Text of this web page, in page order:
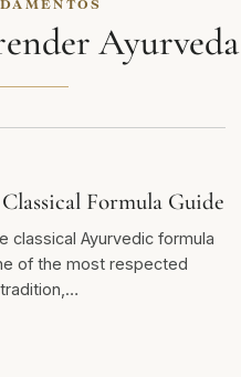
Ayurveda
Formula Guide
classical Ayurvedic formula
of the most respected